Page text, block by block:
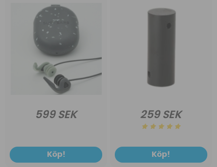
599 SEK
Köp!
259 SEK
Köp!